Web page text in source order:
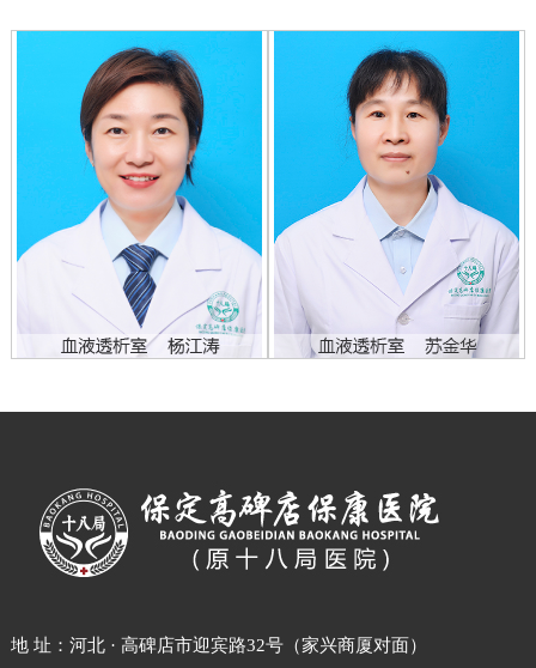
地 址：河北 · 高碑店市迎宾路32号（家兴商厦对面）